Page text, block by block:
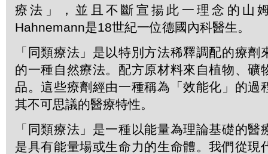
療法」，並且不斷宣揚此一理念的山
Hahnemann是18世紀一位德國內科醫生。
「同類療法」是以特別方法稀釋調配的療劑
的一種自然療法。配方原材料來自植物、礦
品。這些療劑經由一種稱為「效能化」的過
其不可思議的醫療特性。
「同類療法」是一種以能量為理論基礎的醫
是具有能量場或生命力的生命體。我們從現